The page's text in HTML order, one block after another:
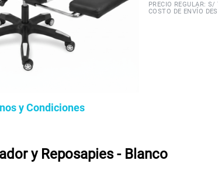
y Condiciones
PRECIO REGULAR: S/
COSTO DE ENVÍO
y Reposapies - Blanco